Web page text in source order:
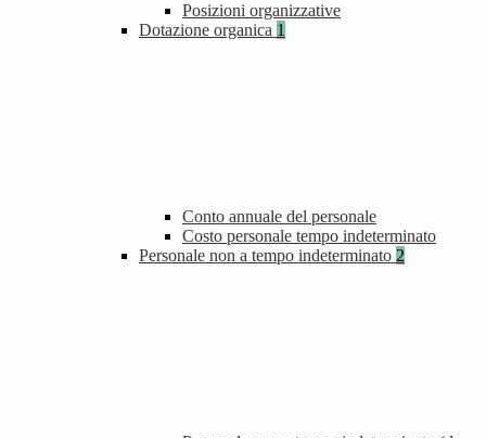
Posizioni organizzative
Dotazione organica 1
Conto annuale del personale
Costo personale tempo indeterminato
Personale non a tempo indeterminato 2